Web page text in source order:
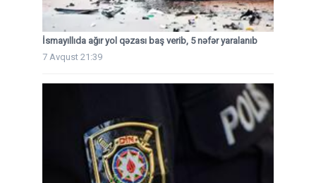
İsmayıllıda ağır yol qəzası baş verib, 5 nəfər yaralanıb
7 Avqust 21:39